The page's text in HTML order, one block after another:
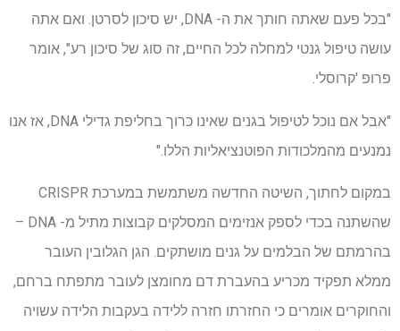
"בכל פעם שאתה חותך את ה- DNA, יש סיכון לסרטן. ואם אתה
עושה טיפול גנטי למחלה לכל החיים, זה סוג של סיכון רע", אומר
פרופ 'קרוסלי.
"אבל אם נוכל לטיפול בגנים שאינו כרוך בחליפת גדילי DNA, אז אנו
נמנעים מהמלכודות הפוטנציאליות הללו."
במקום לחתוך, השיטה החדשה משתמשת במערכת CRISPR
שהשתנה בכדי לספק אנזימים המסלקים קבוצות מתיל מ- DNA –
בהרמתם של הבלמים על גנים מושתקים. הגן הגלובין העובר
ממלא תפקיד מכריע בהעברת דם מחומצן לעובר מתפתח ברחם,
והחוקרים אומרים כי החזרתו חזרה ללידה בעקבות הלידה עשויה